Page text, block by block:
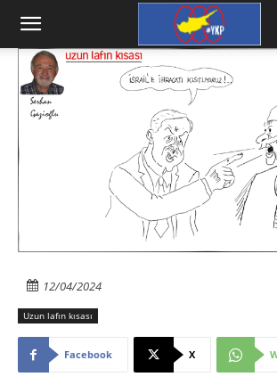
12/04/2024
Uzun lafın kısası
Facebook X